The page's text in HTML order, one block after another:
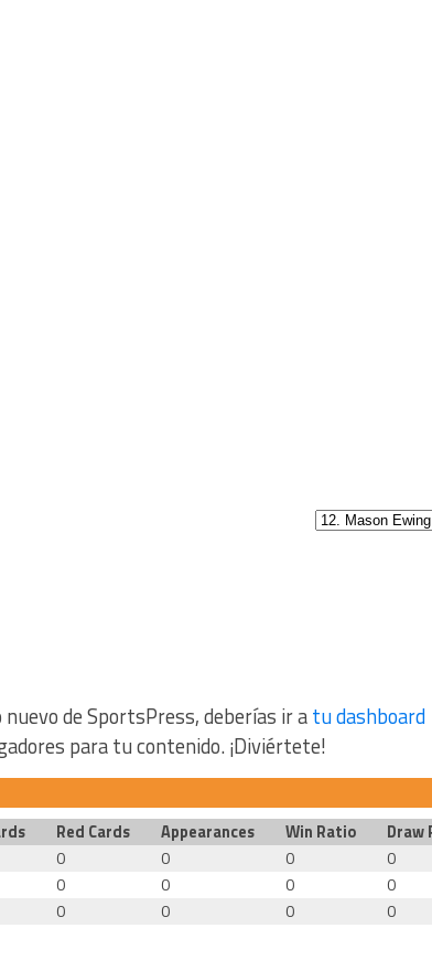
de SportsPress, deberías ir atu dashboard
para tu contenido. ¡Diviértete!
Red Cards Appearances Win Ratio Draw
0 0 0 0
0 0 0 0
0 0 0 0